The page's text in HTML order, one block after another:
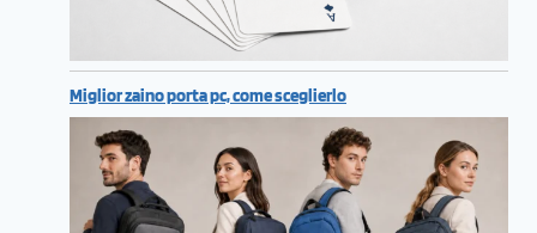
Miglior zaino porta pc, come sceglierlo